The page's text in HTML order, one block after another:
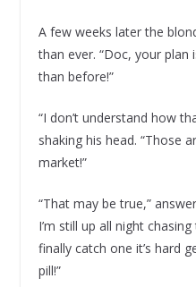
A few weeks later the
than ever. “Doc, your plan
than before!”
“I don’t understand how
shaking his head. “Those
market!”
“That may be true,”
I’m still up all night
finally catch one it’s hard
pill!”